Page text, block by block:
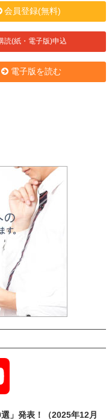
会員登録(無料)
読(紙・電子版)申込
電子版を読む
Channel
」発表！（2025年12月